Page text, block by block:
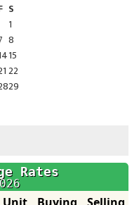
S
1
8
15
22
29